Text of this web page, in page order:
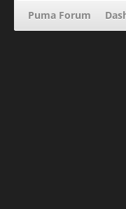
Puma Forum